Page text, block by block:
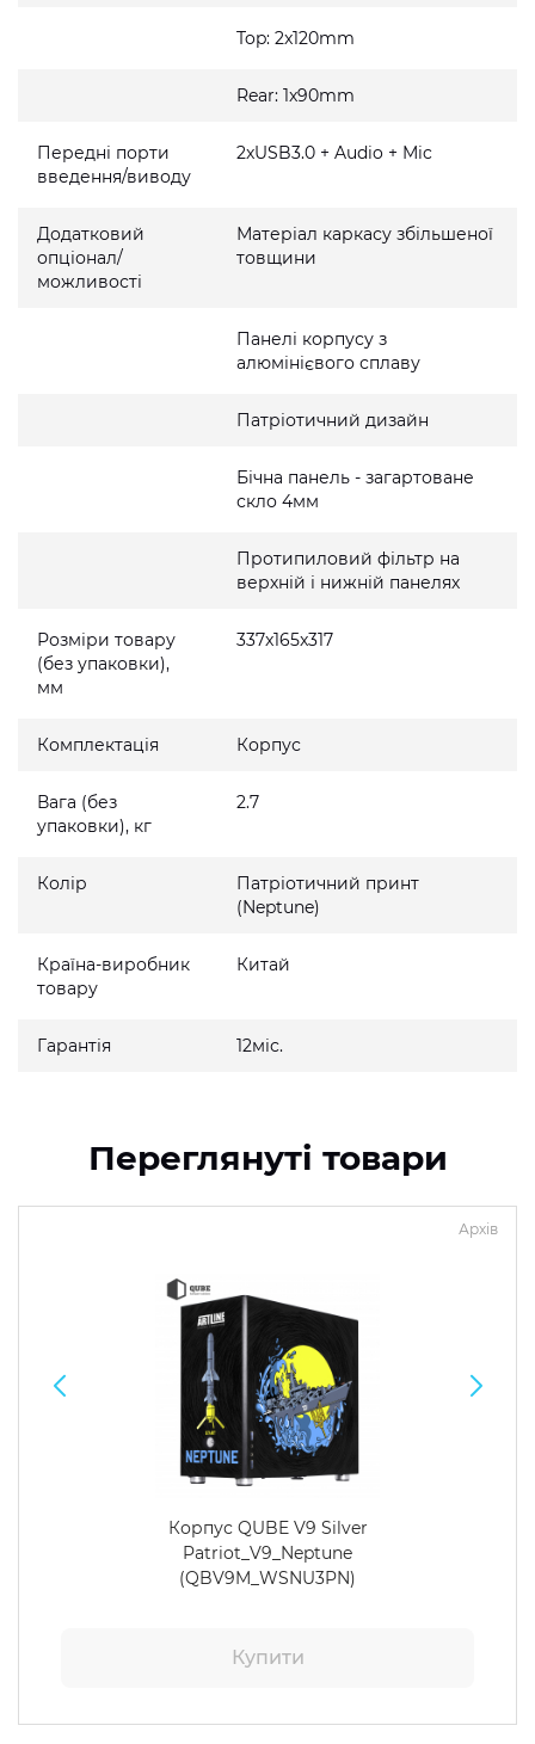
Top: 2x120mm
Rear: 1x90mm
Передні порти
введення/виводу
2xUSB3.0 + Audio + Mic
Додатковий
опціонал/
можливості
Матеріал каркасу збільшеної
товщини
Панелі корпусу з
алюмінієвого сплаву
Патріотичний дизайн
Бічна панель - загартоване
скло 4мм
Протипиловий фільтр на
верхній і нижній панелях
Розміри товару
(без упаковки),
мм
337x165x317
Комплектація Корпус
Вага (без
упаковки), кг
2.7
Колір
Патріотичний принт
(Neptune)
Країна-виробник
товару
Китай
Гарантія 12міс.
Переглянуті товари
Архів
Корпус QUBE V9 Silver
Patriot_V9_Neptune
(QBV9M_WSNU3PN)
Купити